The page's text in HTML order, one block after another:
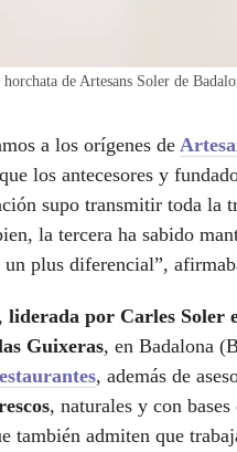
de Artesans Soler de
a los orígenes de
los antecesores y
supo transmitir toda la
la tercera ha sabido
un plus diferencial”,
liderada por Carles Soler
Guixeras, en Badalona
, además de
, naturales y con
también admiten que